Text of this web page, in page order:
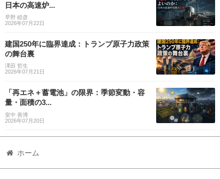
日本の高速炉...
早野 睦彦
2026年07月22日
建国250年に臨界達成：トランプ原子力政策
の舞台裏
澤田 哲生
2026年07月21日
「再エネ＋蓄電池」の限界：季節変動・容
量・面積の3...
室中 善博
2026年07月20日
ホーム